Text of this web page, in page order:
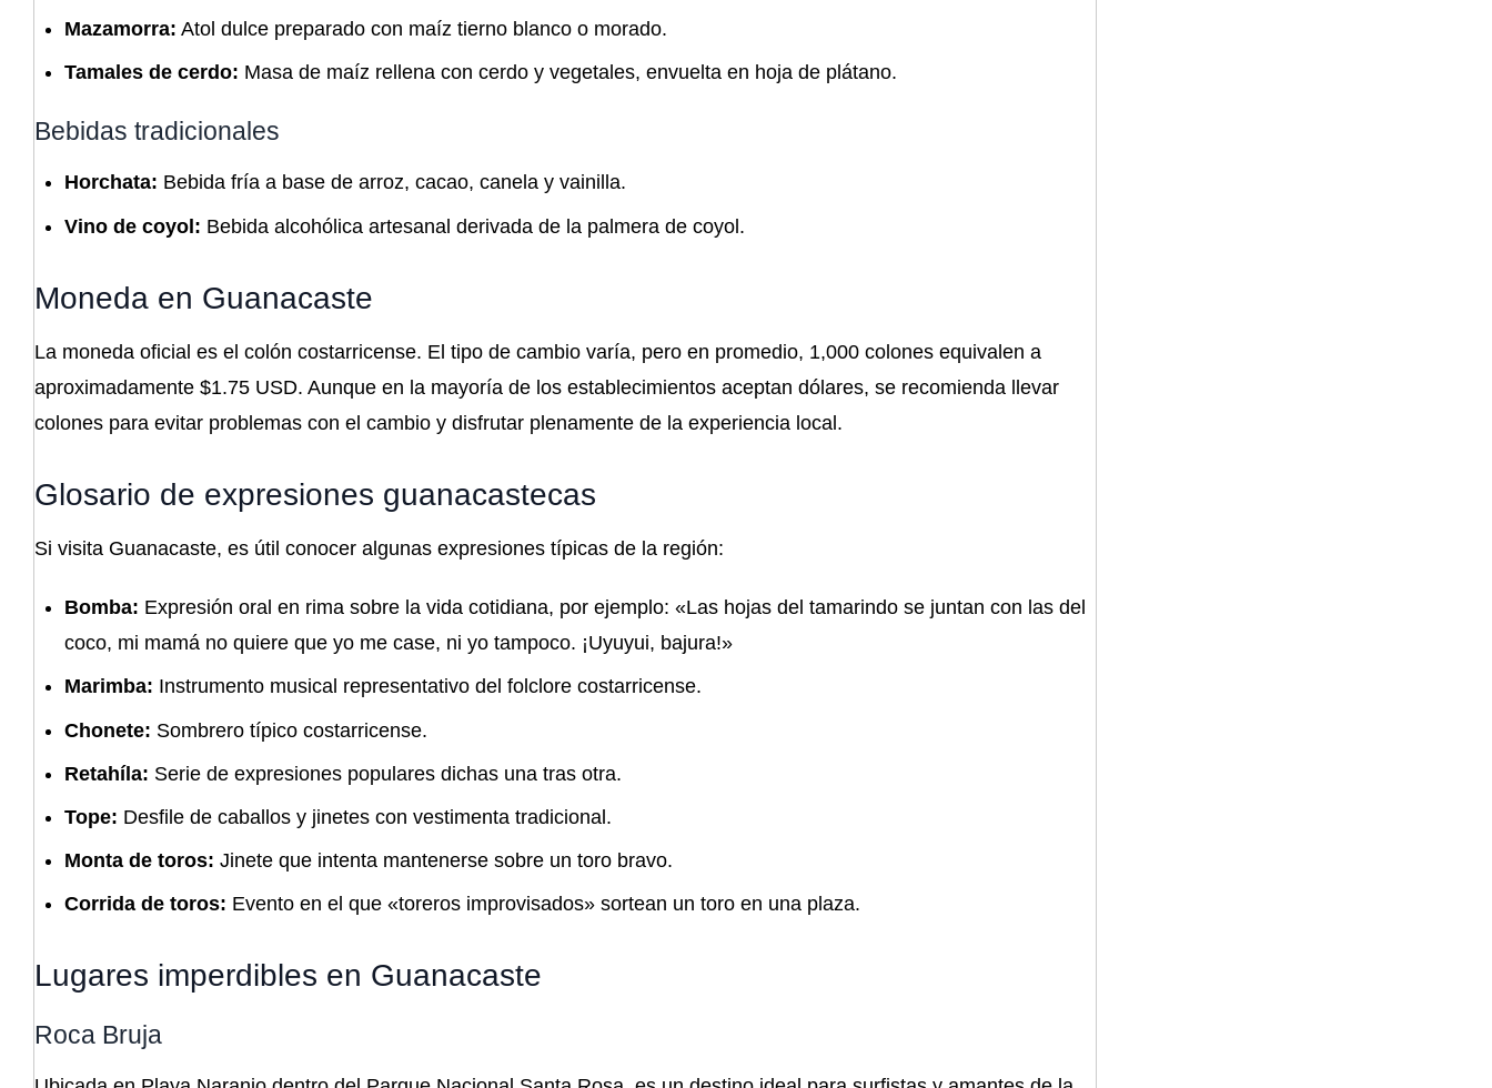
Mazamorra: Atol dulce preparado con maíz tierno blanco o morado.
Tamales de cerdo: Masa de maíz rellena con cerdo y vegetales, envuelta en hoja de plátano.
Bebidas tradicionales
Horchata: Bebida fría a base de arroz, cacao, canela y vainilla.
Vino de coyol: Bebida alcohólica artesanal derivada de la palmera de coyol.
Moneda en Guanacaste
La moneda oficial es el colón costarricense. El tipo de cambio varía, pero en promedio, 1,000 colones equivalen a
aproximadamente $1.75 USD. Aunque en la mayoría de los establecimientos aceptan dólares, se recomienda llevar
colones para evitar problemas con el cambio y disfrutar plenamente de la experiencia local.
Glosario de expresiones guanacastecas
Si visita Guanacaste, es útil conocer algunas expresiones típicas de la región:
Bomba: Expresión oral en rima sobre la vida cotidiana, por ejemplo: «Las hojas del tamarindo se juntan con las del
coco, mi mamá no quiere que yo me case, ni yo tampoco. ¡Uyuyui, bajura!»
Marimba: Instrumento musical representativo del folclore costarricense.
Chonete: Sombrero típico costarricense.
Retahíla: Serie de expresiones populares dichas una tras otra.
Tope: Desfile de caballos y jinetes con vestimenta tradicional.
Monta de toros: Jinete que intenta mantenerse sobre un toro bravo.
Corrida de toros: Evento en el que «toreros improvisados» sortean un toro en una plaza.
Lugares imperdibles en Guanacaste
Roca Bruja